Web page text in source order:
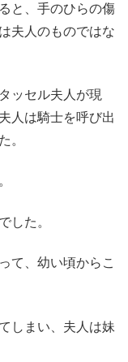
と、手のひらの傷
夫人のものではな
ッセル夫人が現
人は騎士を呼び出
。
した。
て、幼い頃からこ
しまい、夫人は妹